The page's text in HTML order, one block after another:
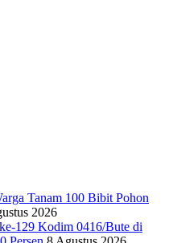
Tanam 100 Bibit Pohon
2026
129 Kodim 0416/Bute di